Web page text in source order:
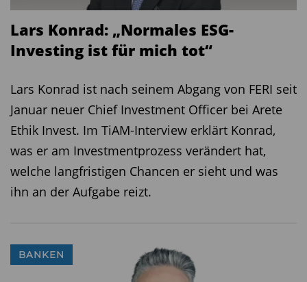
berücksichtigt sehen wollen. Einzelne Stiftungen
oder kirchliche Institute kommen zum Teil mit
sehr unterschiedlichen Anforderungen, die
manchmal mehr auf soziale
Unternehmensaspekte und manchmal mehr auf
ökologische Aspekte abzielen.
Auch Eric Van la Beck, Head of SRI Research
and Development bei OFI Asset Management
sieht die unterschiedlichen Gewichtungen und
Auslegungen von ESG-Kriterien eher kritisch. Van
auseinandersetzt, geht mit OFI hier einen sehr
Lars Konrad: „Normales ESG-
Investing ist für mich tot“
Lars Konrad ist nach seinem Abgang von FERI seit
Januar neuer Chief Investment Officer bei Arete
Ethik Invest. Im TiAM-Interview erklärt Konrad,
was er am Investmentprozess verändert hat,
welche langfristigen Chancen er sieht und was
ihn an der Aufgabe reizt.
BANKEN